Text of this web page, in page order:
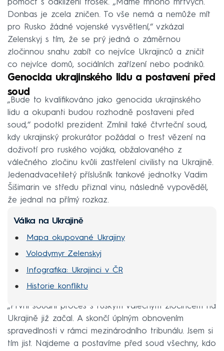
pomoct s odklízení trosek. „Máme mnoho mrtvých.
Donbas je zcela zničen. To vše nemá a nemůže mít
pro Rusko žádné vojenské vysvětlení,“ vzkázal
Zelenskyj s tím, že se prý jedná o záměrnou
zločinnou snahu zabít co nejvíce Ukrajinců a zničit
co nejvíce domů, sociálních zařízení nebo podniků.
Genocida ukrajinského lidu a postavení před
soud
„Bude to kvalifikováno jako genocida ukrajinského
lidu a okupanti budou rozhodně postaveni před
soud,“ podotkl prezident. Zmínil také čtvrteční soud,
kdy ukrajinský prokurátor požádal o trest vězení na
doživotí pro ruského vojáka, obžalovaného z
válečného zločinu kvůli zastřelení civilisty na Ukrajině.
Jedenadvacetiletý příslušník tankové jednotky Vadim
Šišimarin ve středu přiznal vinu, následně vypověděl,
že jednal na přímý rozkaz.
Válka na Ukrajině
Mapa okupované Ukrajiny
Volodymyr Zelenskyj
Infografika: Ukrajinci v ČR
Historie konfliktu
„První soudní proces s ruským válečným zločincem na
Ukrajině již začal. A skončí úplným obnovením
spravedlnosti v rámci mezinárodního tribunálu. Jsem si
tím jist. Najdeme a postavíme před soud všechny, kdo